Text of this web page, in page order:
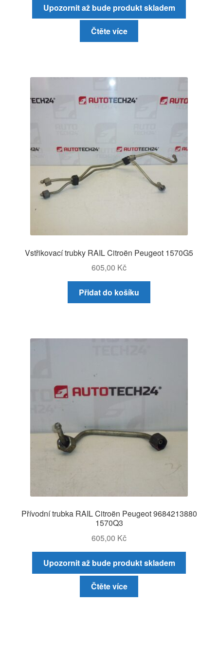
Upozornit až bude produkt skladem
Čtěte více
Vstřikovací trubky RAIL Citroën Peugeot 1570G5
605,00 Kč
Přidat do košíku
Přívodní trubka RAIL Citroën Peugeot 9684213880
1570Q3
605,00 Kč
Upozornit až bude produkt skladem
Čtěte více